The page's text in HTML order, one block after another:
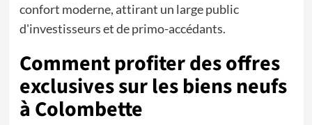
confort moderne, attirant un large public
d'investisseurs et de primo-accédants.
Comment profiter des offres
exclusives sur les biens neufs
à Colombette